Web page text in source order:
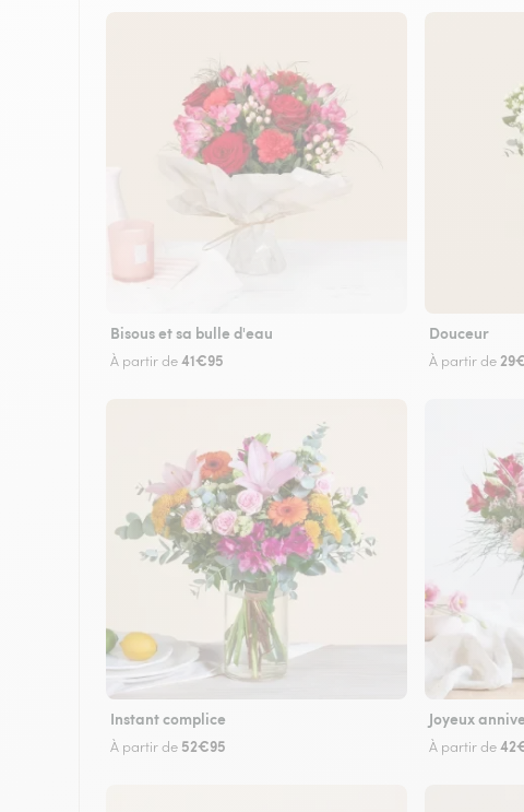
Bisous et sa bulle d'eau
À partir de41€95
Douceur
À partir de
Instant complice
À partir de 52€95
Joyeux
À partir de